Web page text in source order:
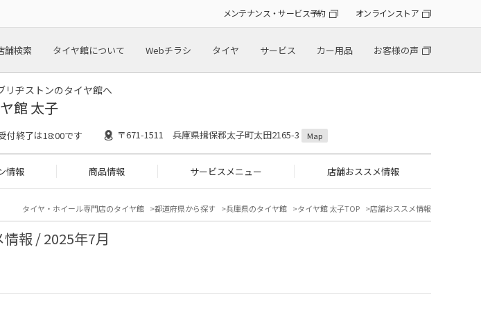
メンテナンス・サービス予約 オンラインストア
舗検索 タイヤ館について Webチラシ タイヤ サービス カー用品 お客様の声
リヂストンのタイヤ館へ
館 太子
終了は18:00です 〒671-1511 兵庫県揖保郡太子町太田2165-3 Map
情報 商品情報 サービスメニュー 店舗おススメ情報
タイヤ・ホイール専門店のタイヤ館 都道府県から探す 兵庫県のタイヤ館 タイヤ館 太子TOP 店舗おススメ情報
報 / 2025年7月